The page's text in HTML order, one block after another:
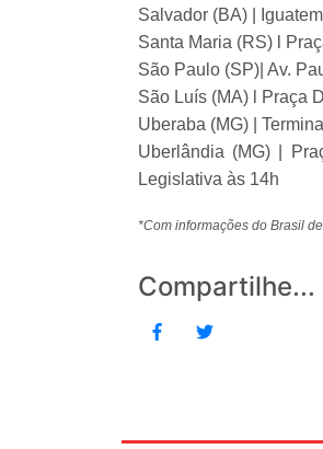
Salvador (BA) |
Santa Maria (RS) l
São Paulo (SP)| Av.
São Luís (MA) l Praça
Uberaba (MG) |
Uberlândia (MG) |
Legislativa às 14h
*Com informações do Brasil
Compartilhe...